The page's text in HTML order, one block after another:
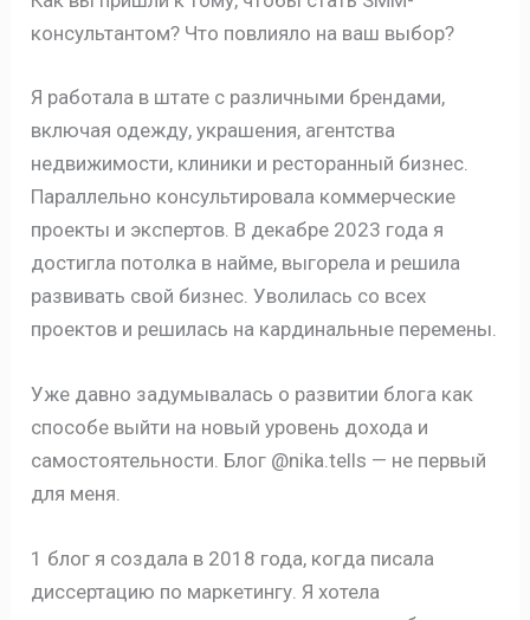
консультантом? Что повлияло на ваш выбор?
Я работала в штате с различными брендами,
включая одежду, украшения, агентства
недвижимости, клиники и ресторанный бизнес.
Параллельно консультировала коммерческие
проекты и экспертов. В декабре 2023 года я
достигла потолка в найме, выгорела и решила
развивать свой бизнес. Уволилась со всех
проектов и решилась на кардинальные перемены.
Уже давно задумывалась о развитии блога как
способе выйти на новый уровень дохода и
самостоятельности. Блог @nika.tells — не первый
для меня.
1 блог я создала в 2018 года, когда писала
диссертацию по маркетингу. Я хотела